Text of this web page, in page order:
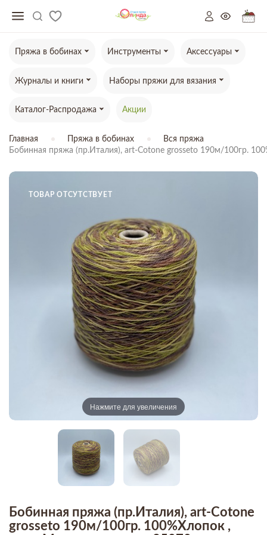
Пряжа в бобинах Инструменты Аксессуары
Журналы и книги Наборы пряжи для вязания
Каталог-Распродажа Акции
Главная Пряжа в бобинах
Вся пряжа
Бобинная пряжа (пр.Италия), art-Cotone grosseto 190м/100гр.
ТОВАР ОТСУТСТВУЕТ
Нажмите для увеличения
Бобинная пряжа (пр.Италия), art-Cotone
grosseto 190м/100гр. 100%Хлопок ,